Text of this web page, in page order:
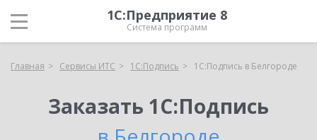
1С:Предприятие 8
Система программ
Главная Сервисы ИТС 1С:Подпись 1С:Подпись в Белгороде
Заказать 1С:Подпись